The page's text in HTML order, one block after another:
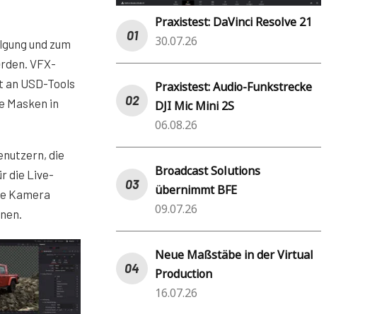
und zum
VFX-
USD-Tools
Masken in
die
die Live-
Kamera
Praxistest: DaVinci Resolve 21
30.07.26
Praxistest: Audio-Funkstrecke
DJI Mic Mini 2S
06.08.26
Broadcast Solutions
übernimmt BFE
09.07.26
Neue Maßstäbe in der Virtual
Production
16.07.26